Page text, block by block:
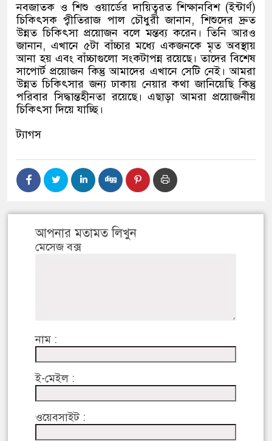
নবজাতক ও শিশু ওয়ার্ডের দায়িত্বরত শিক্ষানবিশ (ইন্টার্ণ)
চিকিৎসক প্বীতিরাজ পাল চৌধুরী জানান, শিশুদের দ্রুত
উন্নত চিকিৎসা প্রয়োজন বলে মন্তব্য করেন। তিনি আরও
জানান, এখানে ৫টা বাঁচ্চার মধ্যে একজনকে মৃত অবস্থায়
আনা হয় এবং বাঁচ্চাগুলো সংকটাপন্ন রয়েছে। তাদের বিশেষ
সাপোর্ট প্রয়োজন কিন্তু আমাদের এখানে সেটি নেই। আমরা
উন্নত চিকিৎসার জন্য ঢাকায় নেয়ার কথা জানিয়েছি কিন্তু
পরিবার সিদ্ধান্তহীনতা রয়েছে। এছাড়া আমরা প্রয়োজনীয়
চিকিৎসা দিয়ে যাচ্ছি।
ট্যাগস
আপনার মতামত লিখুন
মেসেজ বক্স
নাম :
ই-মেইল :
ওয়েবসাইট :